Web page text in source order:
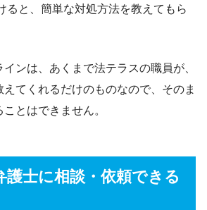
ると、簡単な対処方法を教えてもら
ンは、あくまで法テラスの職員が、
てくれるだけのものなので、そのま
とはできません。
護士に相談・依頼できる